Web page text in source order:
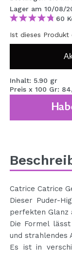
KOREA
NATURE
SPECIALS
OUTLET
BALD
Lager am 10/08/
60
Ist dieses Produkt
Inhalt: 5.90 gr
Preis x 100 Gr:
Catrice Catrice
Dieser Puder-
perfekten Glanz
Die Formel
und strahlendes
Es ist in